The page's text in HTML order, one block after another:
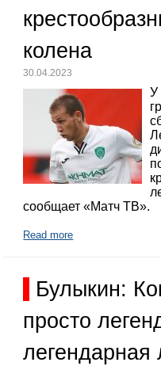
колена
30.04.2023
У
сообщает «Матч ТВ».
Read more
Булыкин:
просто
легендарная